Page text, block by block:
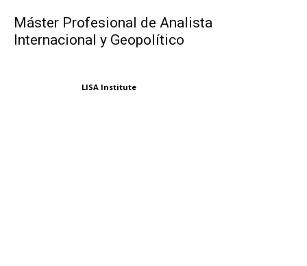
Máster Profesional de Analista
Internacional y Geopolítico
LISA Institute